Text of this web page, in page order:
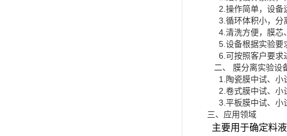
2.操作简单，设备
3.循环体积小，分
4.清洗方便，膜芯
5.设备根据实验要
6.可按照客户要求
二、 膜分离实验设
1.陶瓷膜中试、小
2.卷式膜中试、小
3.平板膜中试、小
三、应用领域
主要用于确定料